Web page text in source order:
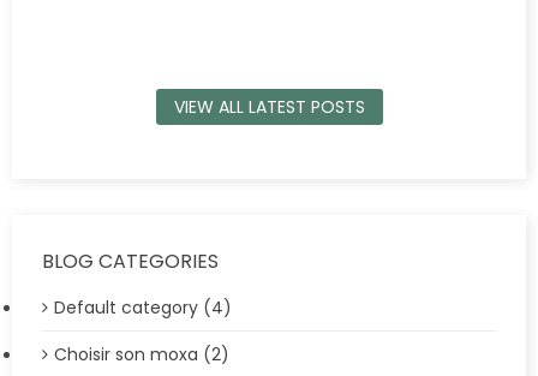
VIEW ALL LATEST POSTS
BLOG CATEGORIES
Default category (4)
Choisir son moxa (2)